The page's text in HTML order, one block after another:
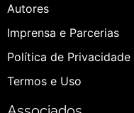
Autores
Imprensa e Parcerias
Política de Privacidade
Termos e Uso